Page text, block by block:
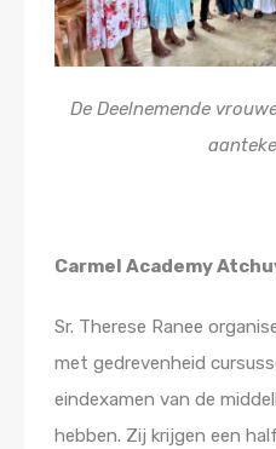
De Deelnemende
Carmel Academy
Sr. Therese Ranee
met gedrevenheid
eindexamen van de
hebben. Zij krijgen een